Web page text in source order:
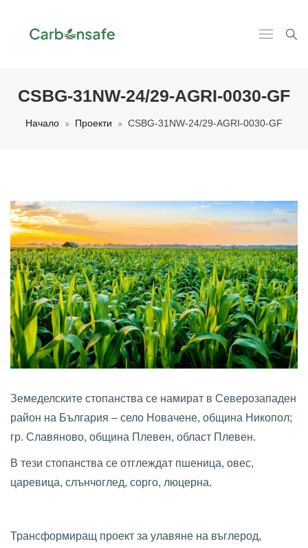
CSBG-31NW-24/29-AGRI-0030-GF
Начало Проекти CSBG-31NW-24/29-AGRI-0030-GF
Земеделските стопанства се намират в Северозападен
район на България – село Новачене, община Никопол;
гр. Славяново, община Плевен, област Плевен.
В тези стопанства се отглеждат пшеница, овес,
царевица, слънчоглед, сорго, люцерна.
Трансформиращ проект за улавяне на въглерод,